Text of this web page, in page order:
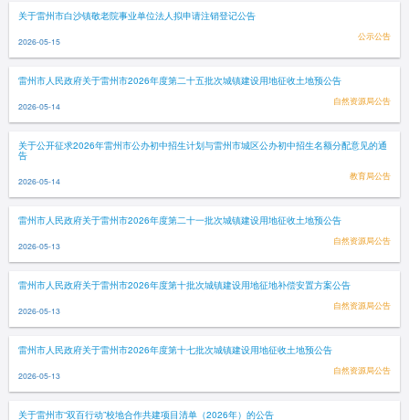
关于雷州市白沙镇敬老院事业单位法人拟申请注销登记公告
2026-05-15 公示公告
雷州市人民政府关于雷州市2026年度第二十五批次城镇建设用地征收土地预公告
2026-05-14 自然资源局公告
关于公开征求2026年雷州市公办初中招生计划与雷州市城区公办初中招生名额分配意见的通
告
2026-05-14 教育局公告
雷州市人民政府关于雷州市2026年度第二十一批次城镇建设用地征收土地预公告
2026-05-13 自然资源局公告
雷州市人民政府关于雷州市2026年度第十批次城镇建设用地征地补偿安置方案公告
2026-05-13 自然资源局公告
雷州市人民政府关于雷州市2026年度第十七批次城镇建设用地征收土地预公告
2026-05-13 自然资源局公告
关于雷州市“双百行动”校地合作共建项目清单（2026年）的公告